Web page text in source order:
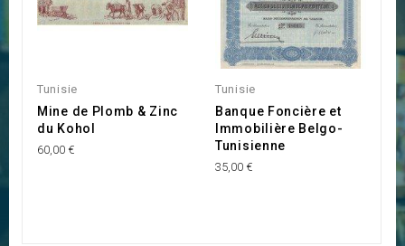
Tunisie
Mine de Plomb & Zinc
du Kohol
60,00 €
Tunisie
Banque Foncière et
Immobilière Belgo-
Tunisienne
35,00 €